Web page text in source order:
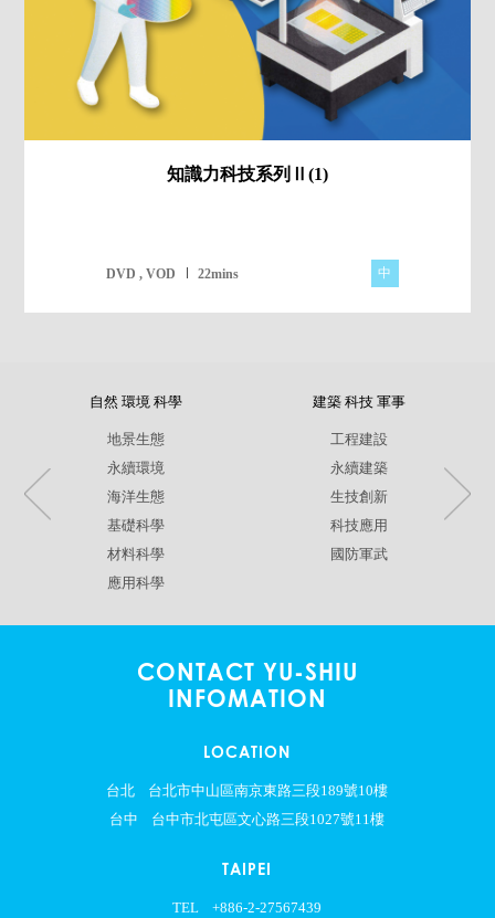
知識力科技系列Ⅱ(1)
DVD , VOD 22mins 中
自然 環境 科學
地景生態
永續環境
海洋生態
基礎科學
材料科學
應用科學
建築 科技 軍事
工程建設
永續建築
生技創新
科技應用
國防軍武
CONTACT YU-SHIU
INFOMATION
LOCATION
台北
台北市中山區南京東路三段189號10樓
台中
台中市北屯區文心路三段1027號11樓
TAIPEI
TEL +886-2-27567439